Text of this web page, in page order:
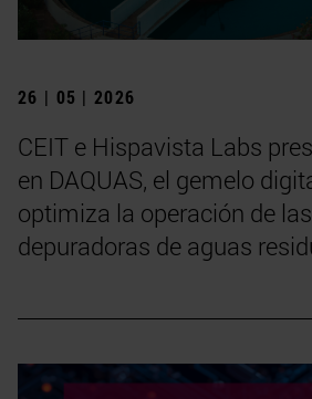
26 | 05 | 2026
CEIT e Hispavista Labs
en DAQUAS, el gemelo
optimiza la operación de
depuradoras de aguas